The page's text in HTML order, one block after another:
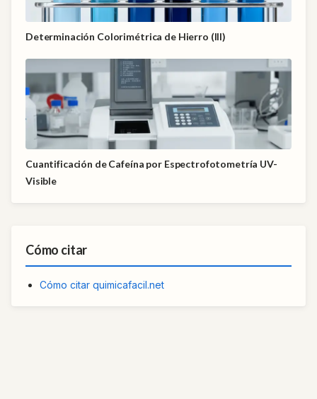
Determinación Colorimétrica de Hierro (III)
Cuantificación de Cafeína por Espectrofotometría UV-
Visible
Cómo citar
Cómo citar quimicafacil.net